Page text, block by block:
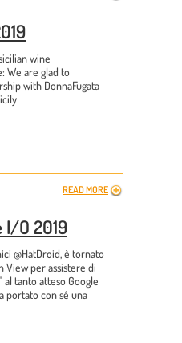
wine
We are glad to
with DonnaFugata
READ MORE
I/O 2019
@HatDroid, è tornato
View per assistere di
tanto atteso Google
portato con sé una